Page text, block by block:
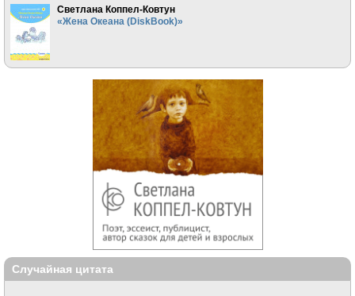
Светлана Коппел-Ковтун
«Жена Океана (DiskBook)»
Случайная цитата